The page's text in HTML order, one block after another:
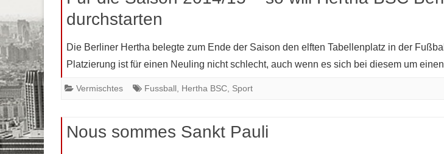
durchstarten
Die Berliner Hertha belegte zum Ende der Saison den elften Tabellenplatz in der
Platzierung ist für einen Neuling nicht schlecht, auch wenn es sich bei diesem um
Vermischtes Fussball Hertha BSC Sport
Nous sommes Sankt Pauli